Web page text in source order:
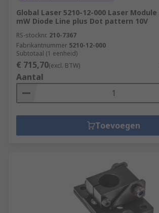
Global Laser 5210-12-000 Laser Module
mW Diode Line plus Dot pattern 10V
RS-stocknr. 210-7367
Fabrikantnummer 5210-12-000
Subtotaal (1 eenheid)
€ 715,70(excl. BTW)
Aantal
Toevoegen